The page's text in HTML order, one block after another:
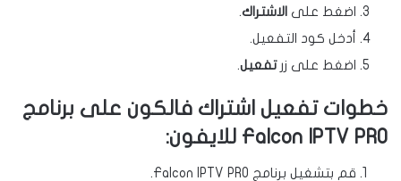
اضغط على الاشتراك.
أدخل كود التفعيل.
اضغط على زرتفعيل.
خطوات تفعيل اشتراك فالكون على برنامج
Falcon IPTV PRO للايفون:
قم بتشغيل برنامج Falcon IPTV PRO.